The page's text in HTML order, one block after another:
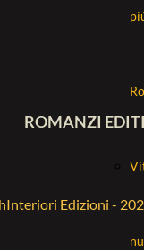
ROMANZI EDITI
Edizioni -